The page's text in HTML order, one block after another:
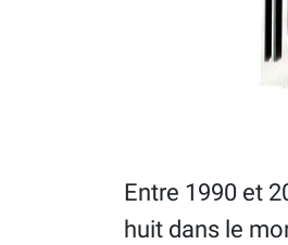
Entre 1990 et
huit dans le